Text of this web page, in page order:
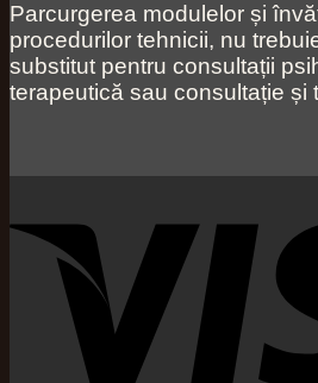
Parcurgerea modulelor și
procedurilor tehnicii, nu
substitut pentru consultații
terapeutică sau consultație și